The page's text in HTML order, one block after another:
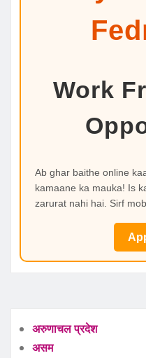
Work
Ab ghar baithe online
kamaane ka mauka! Is
zarurat nahi hai. Sirf
अरुणाचल प्रदेश
असम